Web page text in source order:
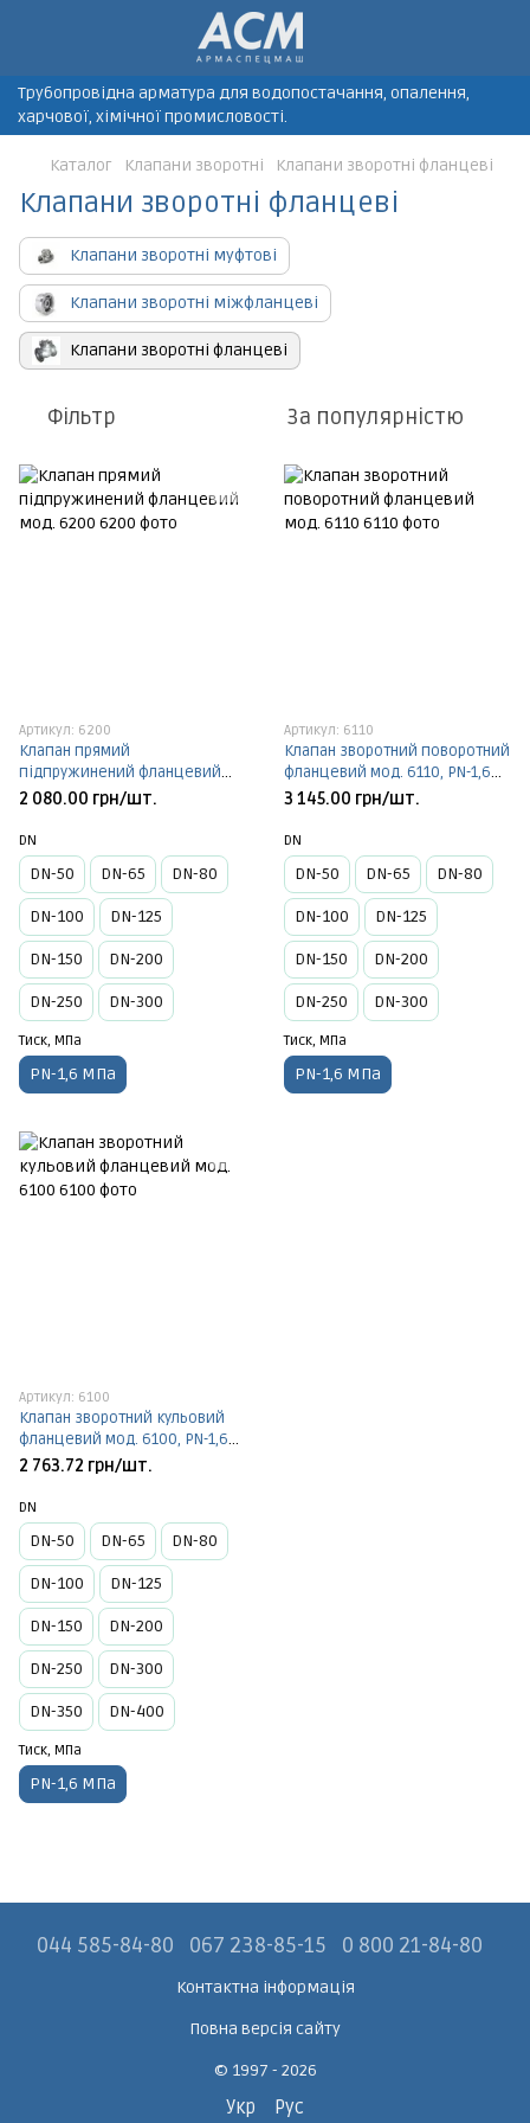
Трубопровідна арматура для водопостачання, опалення,
харчової, хімічної промисловості.
Каталог Клапани зворотні Клапани зворотні фланцеві
Клапани зворотні фланцеві
Клапани зворотні муфтові
Клапани зворотні міжфланцеві
Клапани зворотні фланцеві
Фільтр За популярністю
Артикул: 6200
Клапан прямий
підпружинений фланцевий
мод. 6200, PN-1,6 МПа
2 080.00 грн/шт.
DN
DN-50 DN-65 DN-80
DN-100 DN-125
DN-150 DN-200
DN-250 DN-300
Тиск, МПа
PN-1,6 МПа
Артикул: 6110
Клапан зворотний поворотний
фланцевий мод. 6110, PN-1,6
МПа
3 145.00 грн/шт.
DN
DN-50 DN-65 DN-80
DN-100 DN-125
DN-150 DN-200
DN-250 DN-300
Тиск, МПа
PN-1,6 МПа
Артикул: 6100
Клапан зворотний кульовий
фланцевий мод. 6100, PN-1,6
МПа
2 763.72 грн/шт.
DN
DN-50 DN-65 DN-80
DN-100 DN-125
DN-150 DN-200
DN-250 DN-300
DN-350 DN-400
Тиск, МПа
PN-1,6 МПа
044 585-84-80 067 238-85-15 0 800 21-84-80
Контактна інформація
Повна версія сайту
© 1997 - 2026
Укр Рус